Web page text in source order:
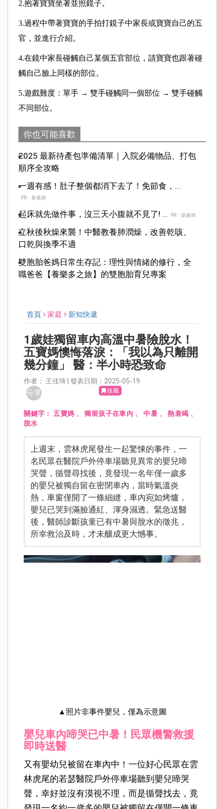
2.抱著寶寶坐著並照鏡子。
3.過程中帶著寶寶的手拍打鏡子中家長或寶寶自己的五
官，並進行介紹。
4.在鏡中家長碰觸自己某個五官部位，請寶寶也跟著碰
觸自己臉上同樣的部位。
5.遊戲難度：單手 → 雙手碰觸同一個部位 → 雙手碰觸
不同部位。
你也可能喜歡
2025 最新待產包準備清單｜入院必備物品、打包
順序全攻略
一週有感！肚子整個都消下去了！免節食，...
PR・新素簡
起床就先做件事，沒三天小腹就不見了! ... PR・新素簡
立秋後秋燥來襲！中醫教養肺潤燥，改善乾咳、
口乾與換季不適
雙胞胎爸媽日常生存記：理性與情緒的修行，全
職爸爸【養樂多之旅】的雙胞胎育兒專案
首頁 家庭 新知快遞
1歲娃獨留車內高溫中暑險脫水！
五寶媽懊悔落淚：「我以為只離開
幾分鐘」 醫：半小時恐致命
作者： 王佳琦 | 發表日期：2025-05-19
分享 收藏
關鍵字：五寶媽 、獨留孩子在車內 、中暑 、熱衰竭 、
脫水
上週末，雲林虎尾發生一起驚悚的事件，一
名民眾在醫院戶外停車場聽見異常的嬰兒啼
哭聲，循聲尋找後，竟發現一名年僅一歲多
的嬰兒被獨自留在密閉車內，當時氣溫炎
熱，車窗僅開了一條細縫，車內宛如烤爐，
嬰兒已哭到滿臉通紅、渾身濕透。緊急送醫
後，醫師診斷孩童已有中暑與脫水的徵兆，
所幸救治及時，才未釀成更大憾事。
▲照片非事件嬰兒，僅為示意圖
嬰兒車內啼哭已中暑！民眾機警救援
即時送醫
又有嬰幼兒被留在車內中！一位好心民眾在雲
林虎尾的若瑟醫院戶外停車場聽到嬰兒啼哭
聲，幸好並沒有漠視不理，而是循聲找去，竟